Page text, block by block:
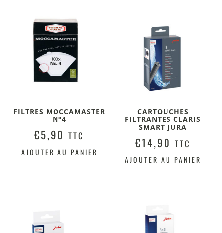
FILTRES MOCCAMASTER
N°4
€5,90 TTC
AJOUTER AU PANIER
CARTOUCHES
FILTRANTES CLARIS
SMART JURA
€14,90 TTC
AJOUTER AU PANIER